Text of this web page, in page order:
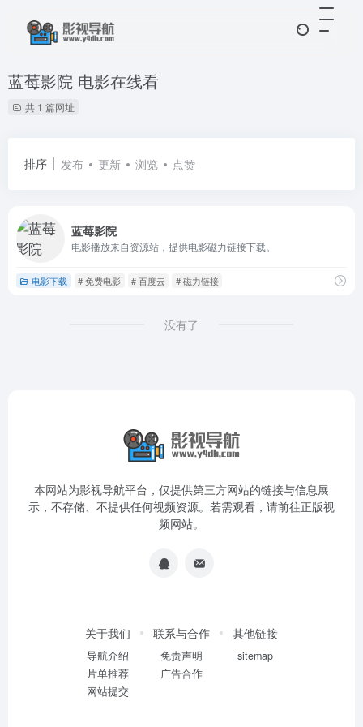
蓝莓影院 电影在线看
共 1 篇网址
排序 发布 更新 浏览 点赞
蓝莓影院
电影播放来自资源站，提供电影磁力链接下载。
电影下载 # 免费电影 # 百度云 # 磁力链接
没有了
本网站为影视导航平台，仅提供第三方网站的链接与信息展
示，不存储、不提供任何视频资源。若需观看，请前往正版视
频网站。
关于我们
导航介绍
片单推荐
网站提交
联系与合作
免责声明
广告合作
其他链接
sitemap